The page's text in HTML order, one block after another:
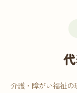
介護・障がい福祉の